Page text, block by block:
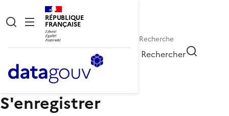
RÉPUBLIQUE
FRANÇAISE
Rechercher
S'enregistrer